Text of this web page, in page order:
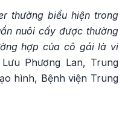
thường biểu hiện trong
nuôi cấy được thường
hợp của cô gái là vi
Phương Lan, Trung
hình, Bệnh viện Trung